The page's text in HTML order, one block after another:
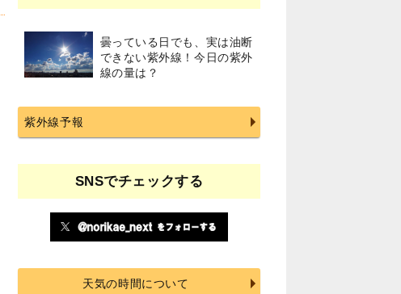
曇っている日でも、実は油断
できない紫外線！今日の紫外
線の量は？
紫外線予報
SNSでチェックする
天気の時間について